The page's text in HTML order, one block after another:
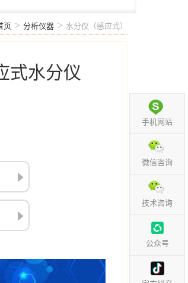
页 > 分析仪器 > 水分仪（感应式）
式水分仪
手机网站
微信咨询
技术咨询
公众号